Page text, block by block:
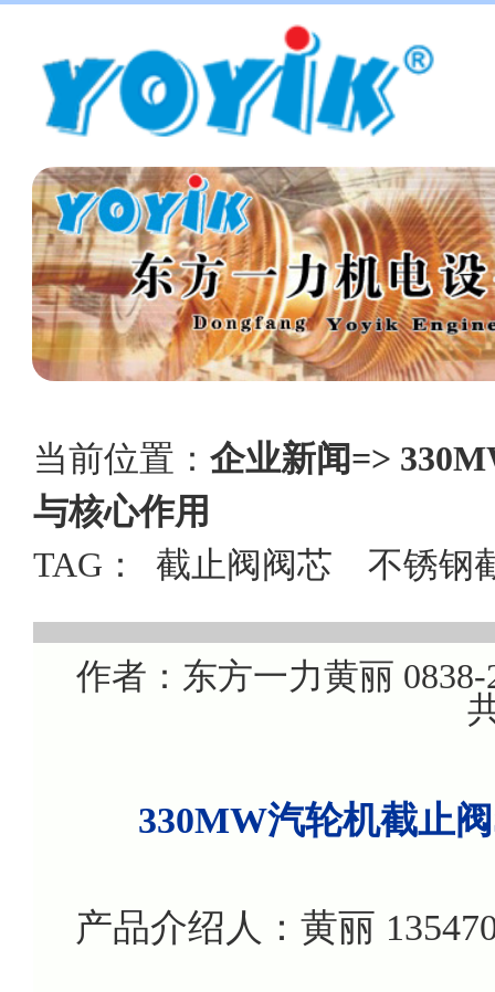
当前位置： 企业新闻=>
与核心作用
TAG： 截止阀阀芯 不锈钢
作者：东方一力黄丽
330MW汽轮机截止
产品介绍人：黄丽